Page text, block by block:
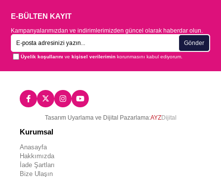
E-BÜLTEN KAYIT
Kampanyalarımızdan ve indirimlerimizden güncel olarak haberdar olun.
Gönder
Üyelik koşullarını vekişisel verilerimin korunmasını kabul ediyorum.
Tasarım Uyarlama ve Dijital Pazarlama:AYZDijital
Kurumsal
Anasayfa
Hakkımızda
İade Şartları
Bize Ulaşın